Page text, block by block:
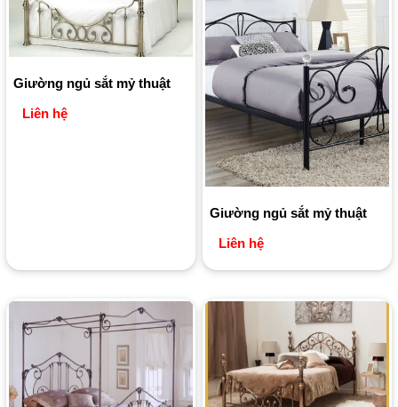
Giường ngủ sắt mỷ thuật
Liên hệ
Giường ngủ sắt mỷ thuật
Liên hệ